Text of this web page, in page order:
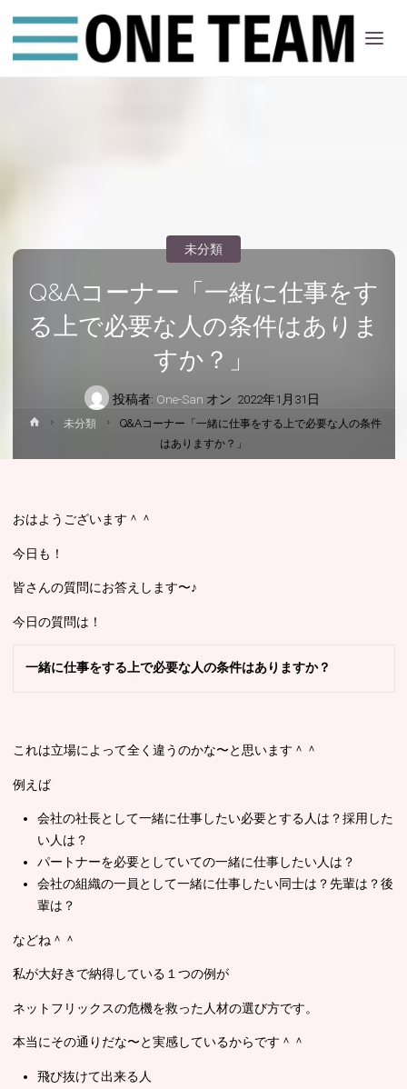
ちー
む
Q&Aコーナー「一緒に仕事をす
る上で必要な人の条件はありま
すか？」
投稿者: One-San オン 2022年1月31日
未分類
ホ
ム
未分類
Q&Aコーナー「一緒に仕事をする上で必要な人の条件
はありますか？」
おはようございます＾＾
今日も！
皆さんの質問にお答えします〜♪
今日の質問は！
一緒に仕事をする上で必要な人の条件はありますか？
これは立場によって全く違うのかな〜と思います＾＾
例えば
会社の社長として一緒に仕事したい必要とする人は？採用した
い人は？
パートナーを必要としていての一緒に仕事したい人は？
会社の組織の一員として一緒に仕事したい同士は？先輩は？後
輩は？
などね＾＾
私が大好きで納得している１つの例が
ネットフリックスの危機を救った人材の選び方です。
本当にその通りだな〜と実感しているからです＾＾
飛び抜けて出来る人